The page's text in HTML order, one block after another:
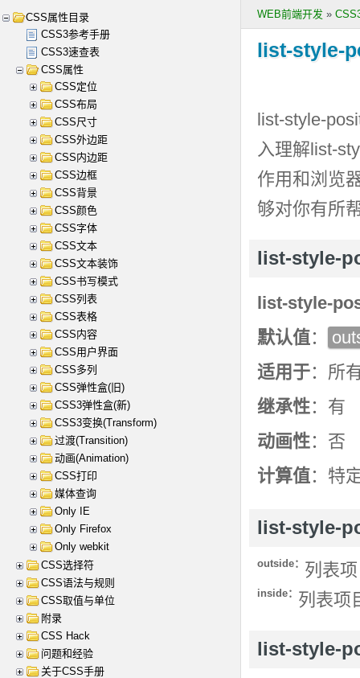
WEB前端开发 »
list-style-
list-style-
入理解list-
作用和浏览
够对你有所
list-style-
list-style-
默认值：
适用于：所
继承性：有
动画性：否
计算值：特
list-style-
outside： 列表
inside： 列表项
list-style-
CSS属性目录
CSS3参考手册
CSS3速查表
CSS属性
CSS定位
CSS布局
CSS尺寸
CSS外边距
CSS内边距
CSS边框
CSS背景
CSS颜色
CSS字体
CSS文本
CSS文本装饰
CSS书写模式
CSS列表
CSS表格
CSS内容
CSS用户界面
CSS多列
CSS弹性盒(旧)
CSS3弹性盒(新)
CSS3变换(Transform)
过渡(Transition)
动画(Animation)
CSS打印
媒体查询
Only IE
Only Firefox
Only webkit
CSS选择符
CSS语法与规则
CSS取值与单位
附录
CSS Hack
问题和经验
关于CSS手册